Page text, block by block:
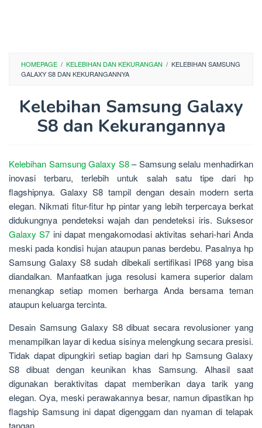
HOMEPAGE / KELEBIHAN DAN KEKURANGAN / KELEBIHAN SAMSUNG
GALAXY S8 DAN KEKURANGANNYA
Kelebihan Samsung Galaxy
S8 dan Kekurangannya
Kelebihan Samsung Galaxy S8– Samsung selalu menhadirkan
inovasi terbaru, terlebih untuk salah satu tipe dari hp
flagshipnya. Galaxy S8 tampil dengan desain modern serta
elegan. Nikmati fitur-fitur hp pintar yang lebih terpercaya berkat
didukungnya pendeteksi wajah dan pendeteksi iris. Suksesor
Galaxy S7 ini dapat mengakomodasi aktivitas sehari-hari Anda
meski pada kondisi hujan ataupun panas berdebu. Pasalnya hp
Samsung Galaxy S8 sudah dibekali sertifikasi IP68 yang bisa
diandalkan. Manfaatkan juga resolusi kamera superior dalam
menangkap setiap momen berharga Anda bersama teman
ataupun keluarga tercinta.
Desain Samsung Galaxy S8 dibuat secara revolusioner yang
menampilkan layar di kedua sisinya melengkung secara presisi.
Tidak dapat dipungkiri setiap bagian dari hp Samsung Galaxy
S8 dibuat dengan keunikan khas Samsung. Alhasil saat
digunakan beraktivitas dapat memberikan daya tarik yang
elegan. Oya, meski perawakannya besar, namun dipastikan hp
flagship Samsung ini dapat digenggam dan nyaman di telapak
tangan.